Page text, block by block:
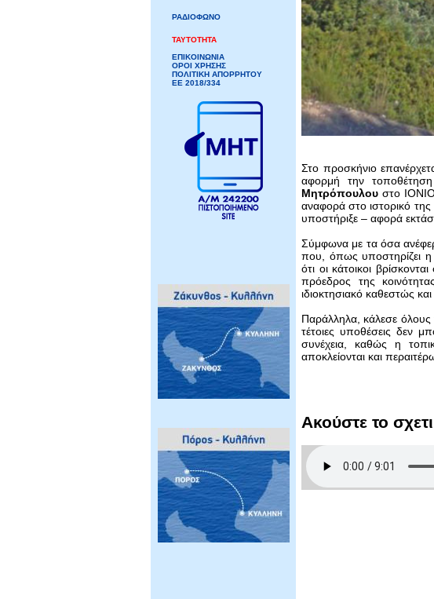
ΡΑΔΙΟΦΩΝΟ
ΤΑΥΤΟΤΗΤΑ
ΕΠΙΚΟΙΝΩΝΙΑ
ΟΡΟΙ ΧΡΗΣΗΣ
ΠΟΛΙΤΙΚΗ ΑΠΟΡΡΗΤΟΥ
ΕΕ 2018/334
Στο προσκήνιο
αφορμή την
Μητρόπουλου στο
αναφορά στο ιστορικό
υποστήριξε – αφορά
Σύμφωνα με τα όσα
που, όπως υποστηρίζει η
ότι οι κάτοικοι
πρόεδρος της
ιδιοκτησιακό καθεστώς
Παράλληλα, κάλεσε
τέτοιες υποθέσεις δεν
συνέχεια, καθώς η
αποκλείονται και
Ακούστε το